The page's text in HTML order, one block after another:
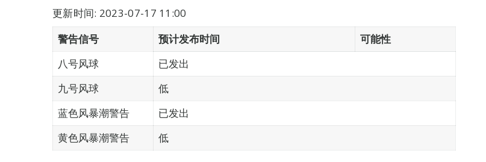
更新时间: 2023-07-17 11:00
警告信号
预计发布时间
可能性
八号风球
已发出
九号风球
低
蓝色风暴潮警告
已发出
黄色风暴潮警告
低